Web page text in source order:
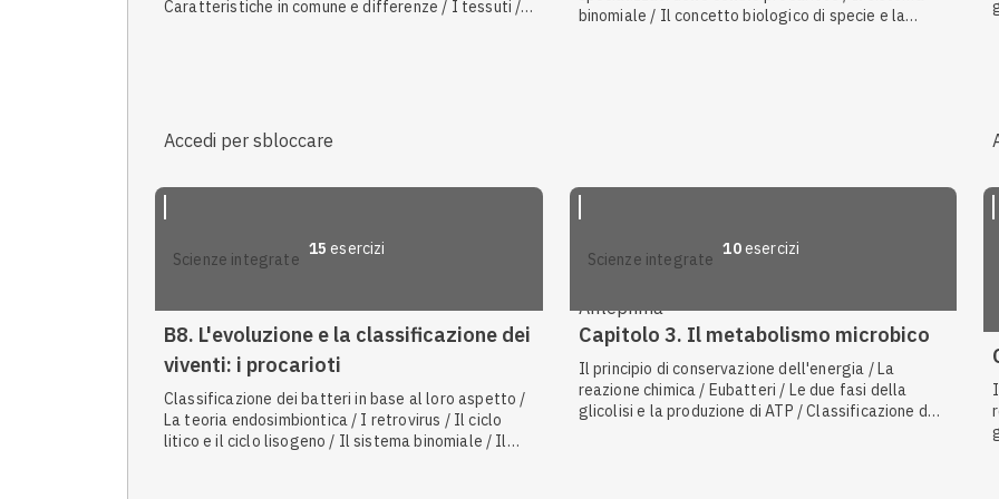
Caratteristiche in comune e differenze / I tessuti /
Accedi per sbloccare
binomiale / Il concetto biologico di specie e la
concetto di specie / Gli agenti patogeni / La
genere e la specie / Ciliati / La parete cellulare /
Produttori primari / I quattro regni degli eucarioti
Anteprima
scienze integrate
15 esercizi
B8. L'evoluzione e la classificazione dei
viventi: i procarioti
Classificazione dei batteri in base al loro aspetto /
La teoria endosimbiontica / I retrovirus / Il ciclo
litico e il ciclo lisogeno / Il sistema binomiale / Il
scienze integrate
10esercizi
Capitolo 3. Il metabolismo microbico
Il principio di conservazione dell'energia / La
reazione chimica / Eubatteri / Le due fasi della
glicolisi e la produzione di ATP / Classificazione dei